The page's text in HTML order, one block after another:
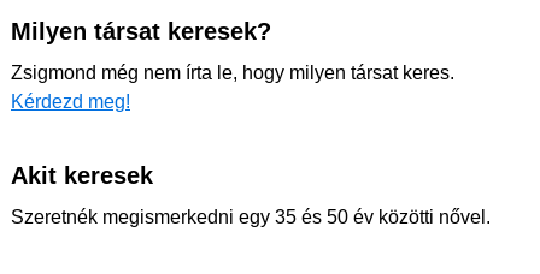
Milyen társat keresek?
Zsigmond még nem írta le, hogy milyen társat keres.
Kérdezd meg!
Akit keresek
Szeretnék megismerkedni egy 35 és 50 év közötti nővel.